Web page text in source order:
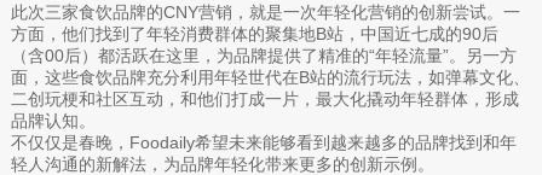
此次三家食饮品牌的CNY营销，就是一次年轻化营销的创新尝试。一
方面，他们找到了年轻消费群体的聚集地B站，中国近七成的90后
（含00后）都活跃在这里，为品牌提供了精准的“年轻流量”。另一方
面，这些食饮品牌充分利用年轻世代在B站的流行玩法，如弹幕文化、
二创玩梗和社区互动，和他们打成一片，最大化撬动年轻群体，形成
品牌认知。
不仅仅是春晚，Foodaily希望未来能够看到越来越多的品牌找到和年
轻人沟通的新解法，为品牌年轻化带来更多的创新示例。